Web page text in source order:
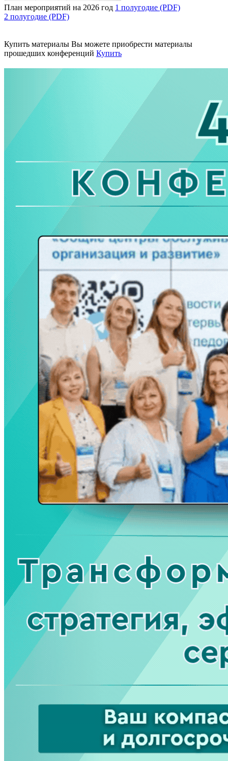
План мероприятий на 2026 год 1 полугодие (PDF)
2 полугодие (PDF)
Купить материалы Вы можете приобрести материалы
прошедших конференций Купить